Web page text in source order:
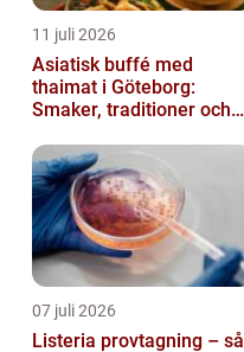
11 juli 2026
Asiatisk buffé med
thaimat i Göteborg:
Smaker, traditioner och
07 juli 2026
Listeria provtagning – så